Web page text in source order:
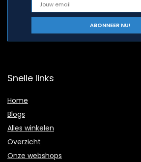
Snelle links
Home
Blogs
Alles winkelen
Overzicht
Onze webshops